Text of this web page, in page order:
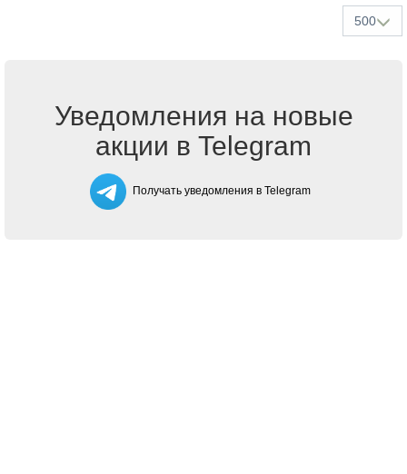
500
Уведомления на новые
акции в Telegram
Получать уведомления в Telegram